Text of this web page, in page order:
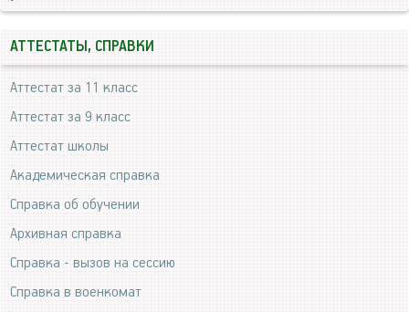
АТТЕСТАТЫ, СПРАВКИ
Аттестат за 11 класс
Аттестат за 9 класс
Аттестат школы
Академическая справка
Справка об обучении
Архивная справка
Справка - вызов на сессию
Справка в военкомат